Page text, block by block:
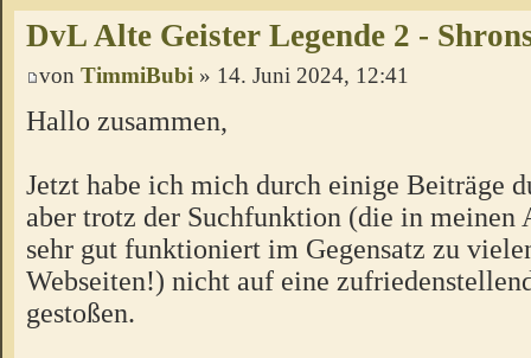
DvL Alte Geister Legende 2 -
von TimmiBubi » 14. Juni 2024, 12:41
Hallo zusammen,
Jetzt habe ich mich durch einige Beiträge
aber trotz der Suchfunktion (die in meinen
sehr gut funktioniert im Gegensatz zu
Webseiten!) nicht auf eine
gestoßen.